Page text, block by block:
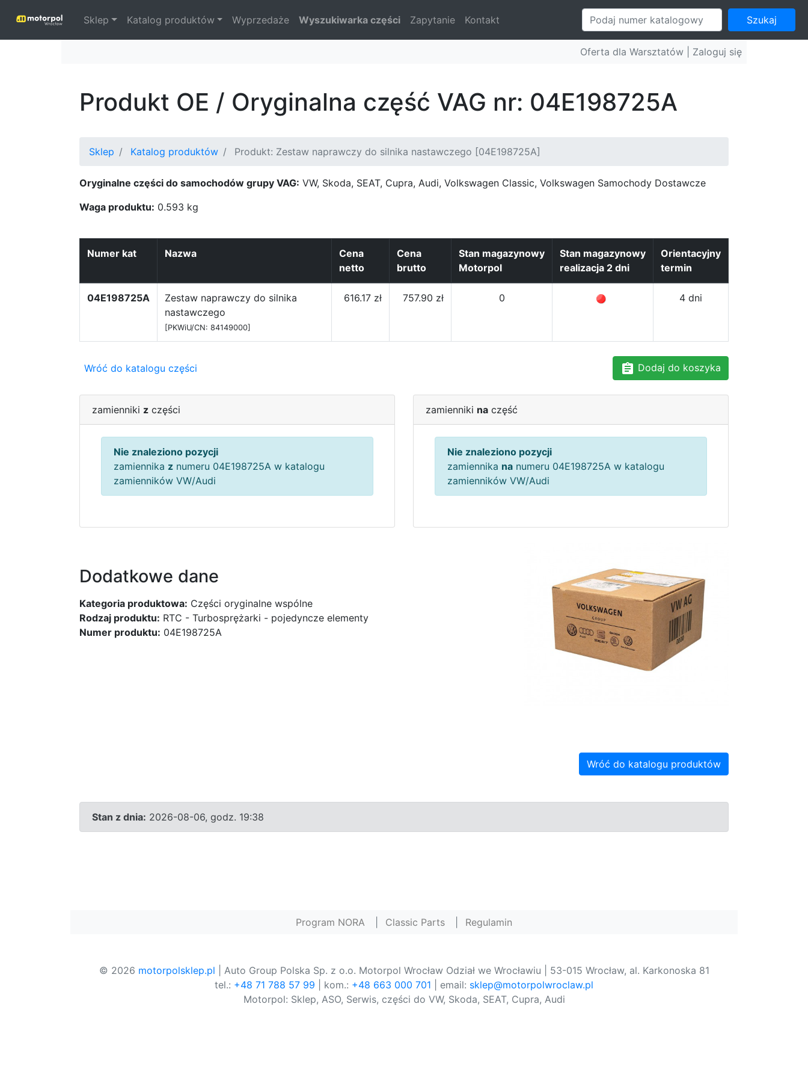
Sklep Katalog produktów Wyprzedaże Wyszukiwarka części Zapytanie Kontakt Szukaj
Oferta dla Warsztatów | Zaloguj się
Produkt OE / Oryginalna część VAG nr: 04E198725A
Sklep Katalog produktów Produkt: Zestaw naprawczy do silnika nastawczego [04E198725A]
Oryginalne części do samochodów grupy VAG: VW, Skoda, SEAT, Cupra, Audi, Volkswagen Classic, Volkswagen Samochody Dostawcze
Waga produktu: 0.593 kg
Numer kat Nazwa
Cena
netto
Cena
brutto
Stan magazynowy
Motorpol
Stan magazynowy
realizacja 2 dni
Orientacyjny
termin
04E198725A
Zestaw naprawczy do silnika
nastawczego
[PKWiU/CN: 84149000]
616.17 zł 757.90 zł 0 4 dni
Wróć do katalogu części Dodaj do koszyka
zamienniki z części
Nie znaleziono pozycji
zamiennika z numeru 04E198725A w katalogu
zamienników VW/Audi
zamienniki na część
Nie znaleziono pozycji
zamiennika na numeru 04E198725A w katalogu
zamienników VW/Audi
Dodatkowe dane
Kategoria produktowa: Części oryginalne wspólne
Rodzaj produktu: RTC - Turbosprężarki - pojedyncze elementy
Numer produktu: 04E198725A
Wróć do katalogu produktów
Stan z dnia: 2026-08-06, godz. 19:38
Program NORA Classic Parts Regulamin
© 2026 motorpolsklep.pl | Auto Group Polska Sp. z o.o. Motorpol Wrocław Odział we Wrocławiu | 53-015 Wrocław, al. Karkonoska 81
tel.: +48 71 788 57 99 | kom.: +48 663 000 701 | email: sklep@motorpolwroclaw.pl
Motorpol: Sklep, ASO, Serwis, części do VW, Skoda, SEAT, Cupra, Audi